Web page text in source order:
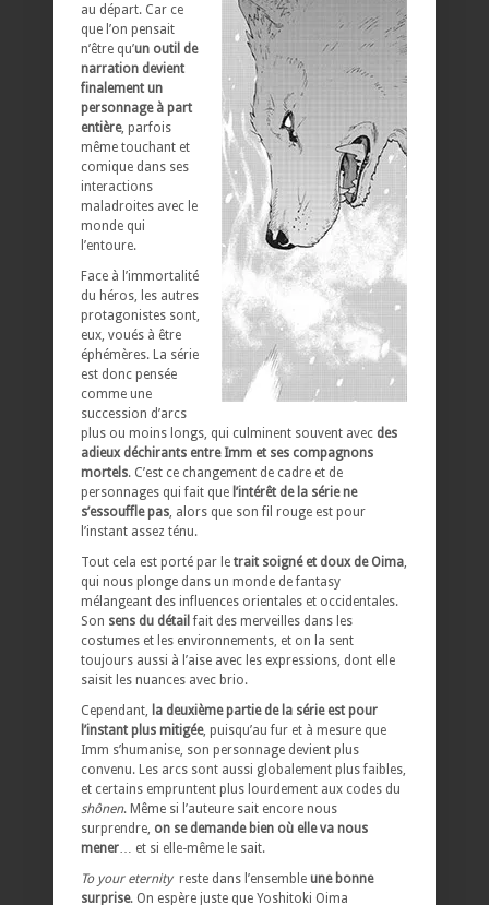
au départ. Car ce
que l’on pensait
n’être qu’un outil de
narration devient
finalement un
personnage à part
entière, parfois
même touchant et
comique dans ses
interactions
maladroites avec le
monde qui
l’entoure.
Face à l’immortalité
du héros, les autres
protagonistes sont,
eux, voués à être
éphémères. La série
est donc pensée
comme une
succession d’arcs
plus ou moins longs, qui culminent souvent avec des
adieux déchirants entre Imm et ses compagnons
mortels. C’est ce changement de cadre et de
personnages qui fait que l’intérêt de la série ne
s’essouffle pas , alors que son fil rouge est pour
l’instant assez ténu.
Tout cela est porté par le trait soigné et doux de Oima
qui nous plonge dans un monde de fantasy
mélangeant des influences orientales et occidentales.
Son sens du détail fait des merveilles dans les
costumes et les environnements, et on la sent
toujours aussi à l’aise avec les expressions, dont elle
saisit les nuances avec brio.
Cependant,
la deuxième partie de la série est pour
l’instant plus mitigée, puisqu’au fur et à mesure que
Imm s’humanise, son personnage devient plus
convenu. Les arcs sont aussi globalement plus faibles,
et certains empruntent plus lourdement aux codes du
shônen. Même si l’auteure sait encore nous
surprendre, on se demande bien où elle va nous
mener
et si elle-même le sait.
To your eternityreste dans l’ensemble une bonne
surprise. On espère juste que Yoshitoki Oima